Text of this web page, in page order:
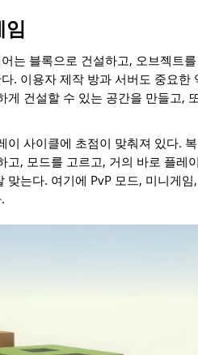
임
는 블록으로 건설하고, 오브젝트
. 이용자 제작 방과 서버도 중요한
건설할 수 있는 공간을 만들고,
사이클에 초점이 맞춰져 있다.
, 모드를 고르고, 거의 바로 플레
는다. 여기에 PvP 모드, 미니게